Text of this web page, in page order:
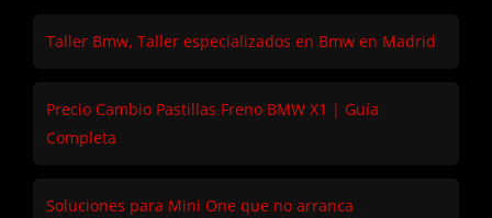
Taller Bmw, Taller especializados en Bmw en Madrid
Precio Cambio Pastillas Freno BMW X1 | Guía
Completa
Soluciones para Mini One que no arranca